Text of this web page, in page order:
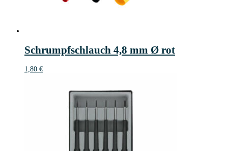
Schrumpfschlauch 4,8 mm Ø rot
1,80 €